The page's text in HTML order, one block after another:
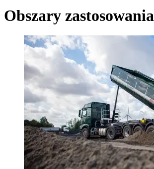
Obszary zastosowania